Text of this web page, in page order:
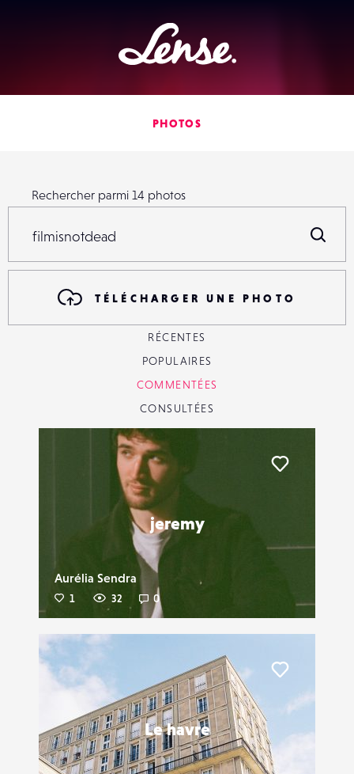
Lense
PHOTOS
Rechercher parmi 14 photos
TÉLÉCHARGER UNE PHOTO
RÉCENTES
POPULAIRES
COMMENTÉES
CONSULTÉES
jeremy
Aurélia Sendra
1 32 0
Le havre